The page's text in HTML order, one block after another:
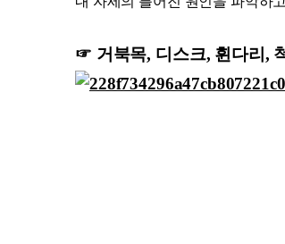
☞ 거북목, 디스크, 휜다리,